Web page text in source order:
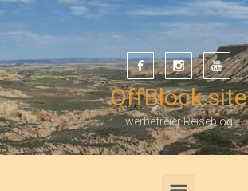
Zum Hauptinhalt springen
OffBlock.site
werbefreier Reiseblog